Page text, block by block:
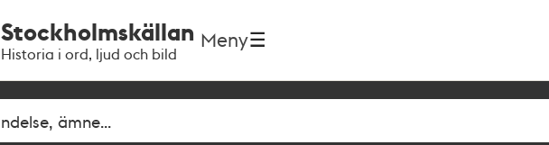
Stockholmskällan
Historia i ord, ljud och bild
Meny